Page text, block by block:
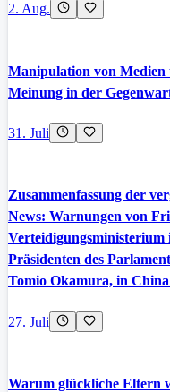
2. Aug.
Manipulation von Medien
Meinung in der
31. Juli
Zusammenfassung der
News: Warnungen von
Verteidigungsministerium
Präsidenten des
Tomio Okamura, in
27. Juli
Warum glückliche Eltern